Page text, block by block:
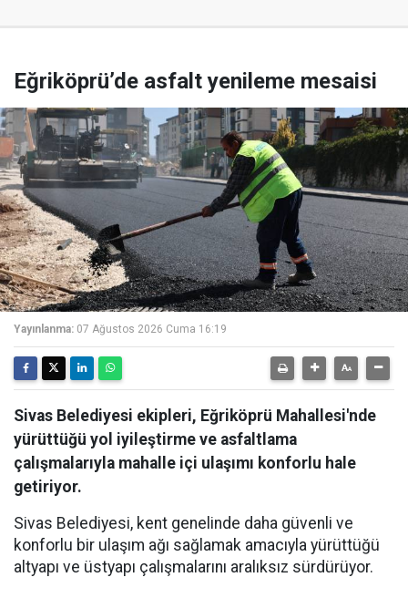
Eğriköprü’de asfalt yenileme mesaisi
Yayınlanma: 07 Ağustos 2026 Cuma 16:19
Sivas Belediyesi ekipleri, Eğriköprü Mahallesi'nde
yürüttüğü yol iyileştirme ve asfaltlama
çalışmalarıyla mahalle içi ulaşımı konforlu hale
getiriyor.
Sivas Belediyesi, kent genelinde daha güvenli ve
konforlu bir ulaşım ağı sağlamak amacıyla yürüttüğü
altyapı ve üstyapı çalışmalarını aralıksız sürdürüyor.